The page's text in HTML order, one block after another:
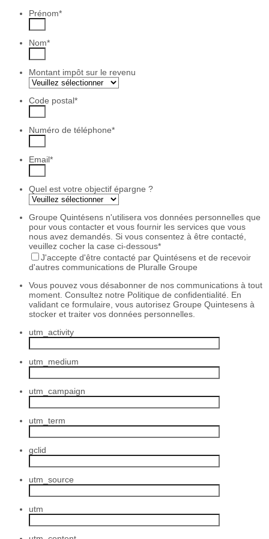
Prénom*
Nom*
Montant impôt sur le revenu
Code postal*
Numéro de téléphone*
Email*
Quel est votre objectif épargne ?
Groupe Quintésens n'utilisera vos données personnelles que
pour vous contacter et vous fournir les services que vous
nous avez demandés. Si vous consentez à être contacté,
veuillez cocher la case ci-dessous*
J'accepte d'être contacté par Quintésens et de recevoir
d'autres communications de Pluralle Groupe
Vous pouvez vous désabonner de nos communications à tout
moment. Consultez notre Politique de confidentialité. En
validant ce formulaire, vous autorisez Groupe Quintesens à
stocker et traiter vos données personnelles.
utm_activity
utm_medium
utm_campaign
utm_term
gclid
utm_source
utm